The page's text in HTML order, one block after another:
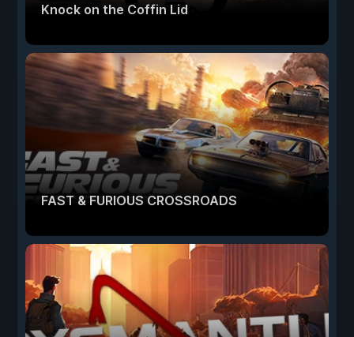
Knock on the Coffin Lid
FAST & FURIOUS CROSSROADS